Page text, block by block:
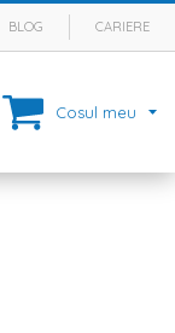
BLOG CARIERE
Cosul meu